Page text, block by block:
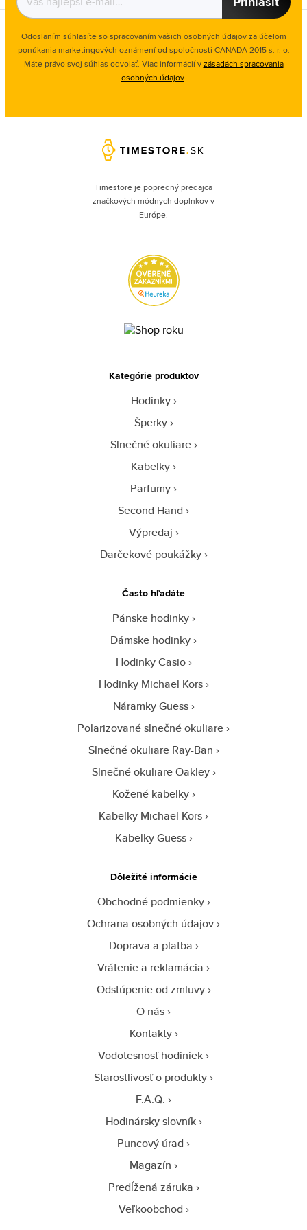
Odoslaním súhlasíte so spracovaním vašich osobných údajov za účelom
ponúkania marketingových oznámení od spoločnosti CANADA 2015 s. r. o.
Máte právo svoj súhlas odvolať. Viac informácií vzásadách spracovania
osobných údajov.
Timestore je popredný predajca
značkových módnych doplnkov v
Európe.
Kategórie produktov
Hodinky
Šperky
Slnečné okuliare
Kabelky
Parfumy
Second Hand
Výpredaj
Darčekové poukážky
Často hľadáte
Pánske hodinky
Dámske hodinky
Hodinky Casio
Hodinky Michael Kors
Náramky Guess
Polarizované slnečné okuliare
Slnečné okuliare Ray-Ban
Slnečné okuliare Oakley
Kožené kabelky
Kabelky Michael Kors
Kabelky Guess
Dôležité informácie
Obchodné podmienky
Ochrana osobných údajov
Doprava a platba
Vrátenie a reklamácia
Odstúpenie od zmluvy
O nás
Kontakty
Vodotesnosť hodiniek
Starostlivosť o produkty
F.A.Q.
Hodinársky slovník
Puncový úrad
Magazín
Predĺžená záruka
Veľkoobchod